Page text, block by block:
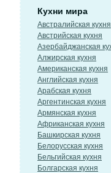
Кухни мира
Австралийская кухня
Австрийская кухня
Азербайджанская
Алжирская кухня
Американская кухня
Английская кухня
Арабская кухня
Аргентинская кухня
Армянская кухня
Африканская кухня
Башкирская кухня
Белорусская кухня
Бельгийская кухня
Болгарская кухня